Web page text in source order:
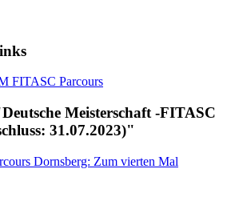
FITASC Parcours
Meisterschaft -FITASC
31.07.2023)"
Dornsberg: Zum vierten Mal